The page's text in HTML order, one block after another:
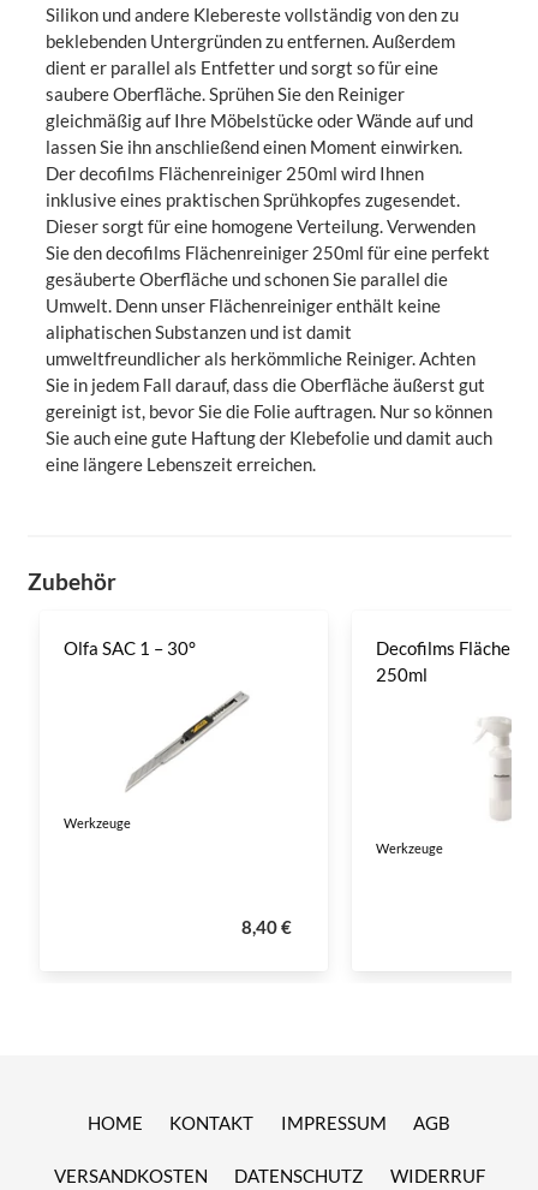
Silikon und andere Klebereste vollständig von den zu
beklebenden Untergründen zu entfernen. Außerdem
dient er parallel als Entfetter und sorgt so für eine
saubere Oberfläche. Sprühen Sie den Reiniger
gleichmäßig auf Ihre Möbelstücke oder Wände auf und
lassen Sie ihn anschließend einen Moment einwirken.
Der decofilms Flächenreiniger 250ml wird Ihnen
inklusive eines praktischen Sprühkopfes zugesendet.
Dieser sorgt für eine homogene Verteilung. Verwenden
Sie den decofilms Flächenreiniger 250ml für eine perfekt
gesäuberte Oberfläche und schonen Sie parallel die
Umwelt. Denn unser Flächenreiniger enthält keine
aliphatischen Substanzen und ist damit
umweltfreundlicher als herkömmliche Reiniger. Achten
Sie in jedem Fall darauf, dass die Oberfläche äußerst gut
gereinigt ist, bevor Sie die Folie auftragen. Nur so können
Sie auch eine gute Haftung der Klebefolie und damit auch
eine längere Lebenszeit erreichen.
Zubehör
Olfa SAC 1 – 30°
Werkzeuge
8,40 €
Decofilms
250ml
Werkzeuge
HOME KONTAKT IMPRESSUM AGB
VERSANDKOSTEN DATENSCHUTZ WIDERRUF